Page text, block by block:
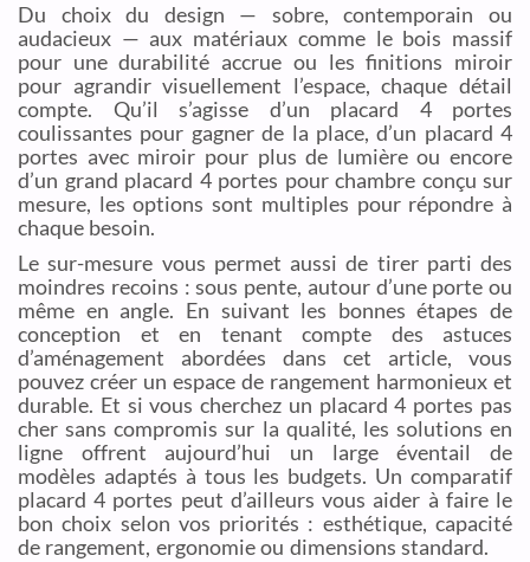
Du choix du design — sobre, contemporain ou
audacieux — aux matériaux comme le bois massif
pour une durabilité accrue ou les finitions miroir
pour agrandir visuellement l’espace, chaque détail
compte. Qu’il s’agisse d’un placard 4 portes
coulissantes pour gagner de la place, d’un placard 4
portes avec miroir pour plus de lumière ou encore
d’un grand placard 4 portes pour chambre conçu sur
mesure, les options sont multiples pour répondre à
chaque besoin.
Le sur-mesure vous permet aussi de tirer parti des
moindres recoins : sous pente, autour d’une porte ou
même en angle. En suivant les bonnes étapes de
conception et en tenant compte des astuces
d’aménagement abordées dans cet article, vous
pouvez créer un espace de rangement harmonieux et
durable. Et si vous cherchez un placard 4 portes pas
cher sans compromis sur la qualité, les solutions en
ligne offrent aujourd’hui un large éventail de
modèles adaptés à tous les budgets. Un comparatif
placard 4 portes peut d’ailleurs vous aider à faire le
bon choix selon vos priorités : esthétique, capacité
de rangement, ergonomie ou dimensions standard.